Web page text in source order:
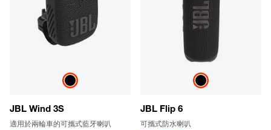
JBL Wind 3S
適用於兩輪車的可攜式藍牙喇叭
JBL Flip 6
可攜式防水喇叭